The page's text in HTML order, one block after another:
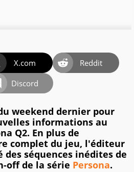
X.com
Reddit
Discord
weekend dernier pour
informations au
Q2. En plus de
complet du jeu, l'éditeur
séquences inédites de
off de la série Persona.